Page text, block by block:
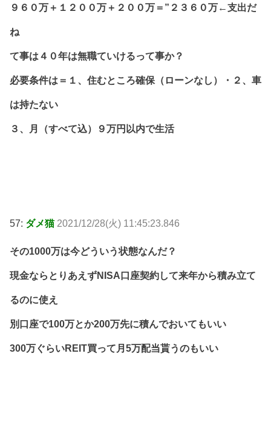
９６０万＋１２００万＋２００万＝”２３６０万←支出だ
ね
て事は４０年は無職ていけるって事か？
必要条件は＝１、住むところ確保（ローンなし）・２、車
は持たない
３、月（すべて込）９万円以内で生活
57: ダメ猫 2021/12/28(火) 11:45:23.846
その1000万は今どういう状態なんだ？
現金ならとりあえずNISA口座契約して来年から積み立て
るのに使え
別口座で100万とか200万先に積んでおいてもいい
300万ぐらいREIT買って月5万配当貰うのもいい